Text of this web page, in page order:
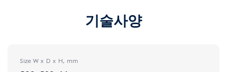
기술사양
Size W x D x H, mm